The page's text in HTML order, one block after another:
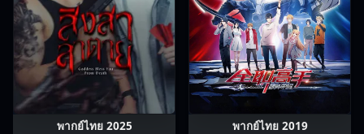
พากย์ไทย 2025 พากย์ไทย 2019